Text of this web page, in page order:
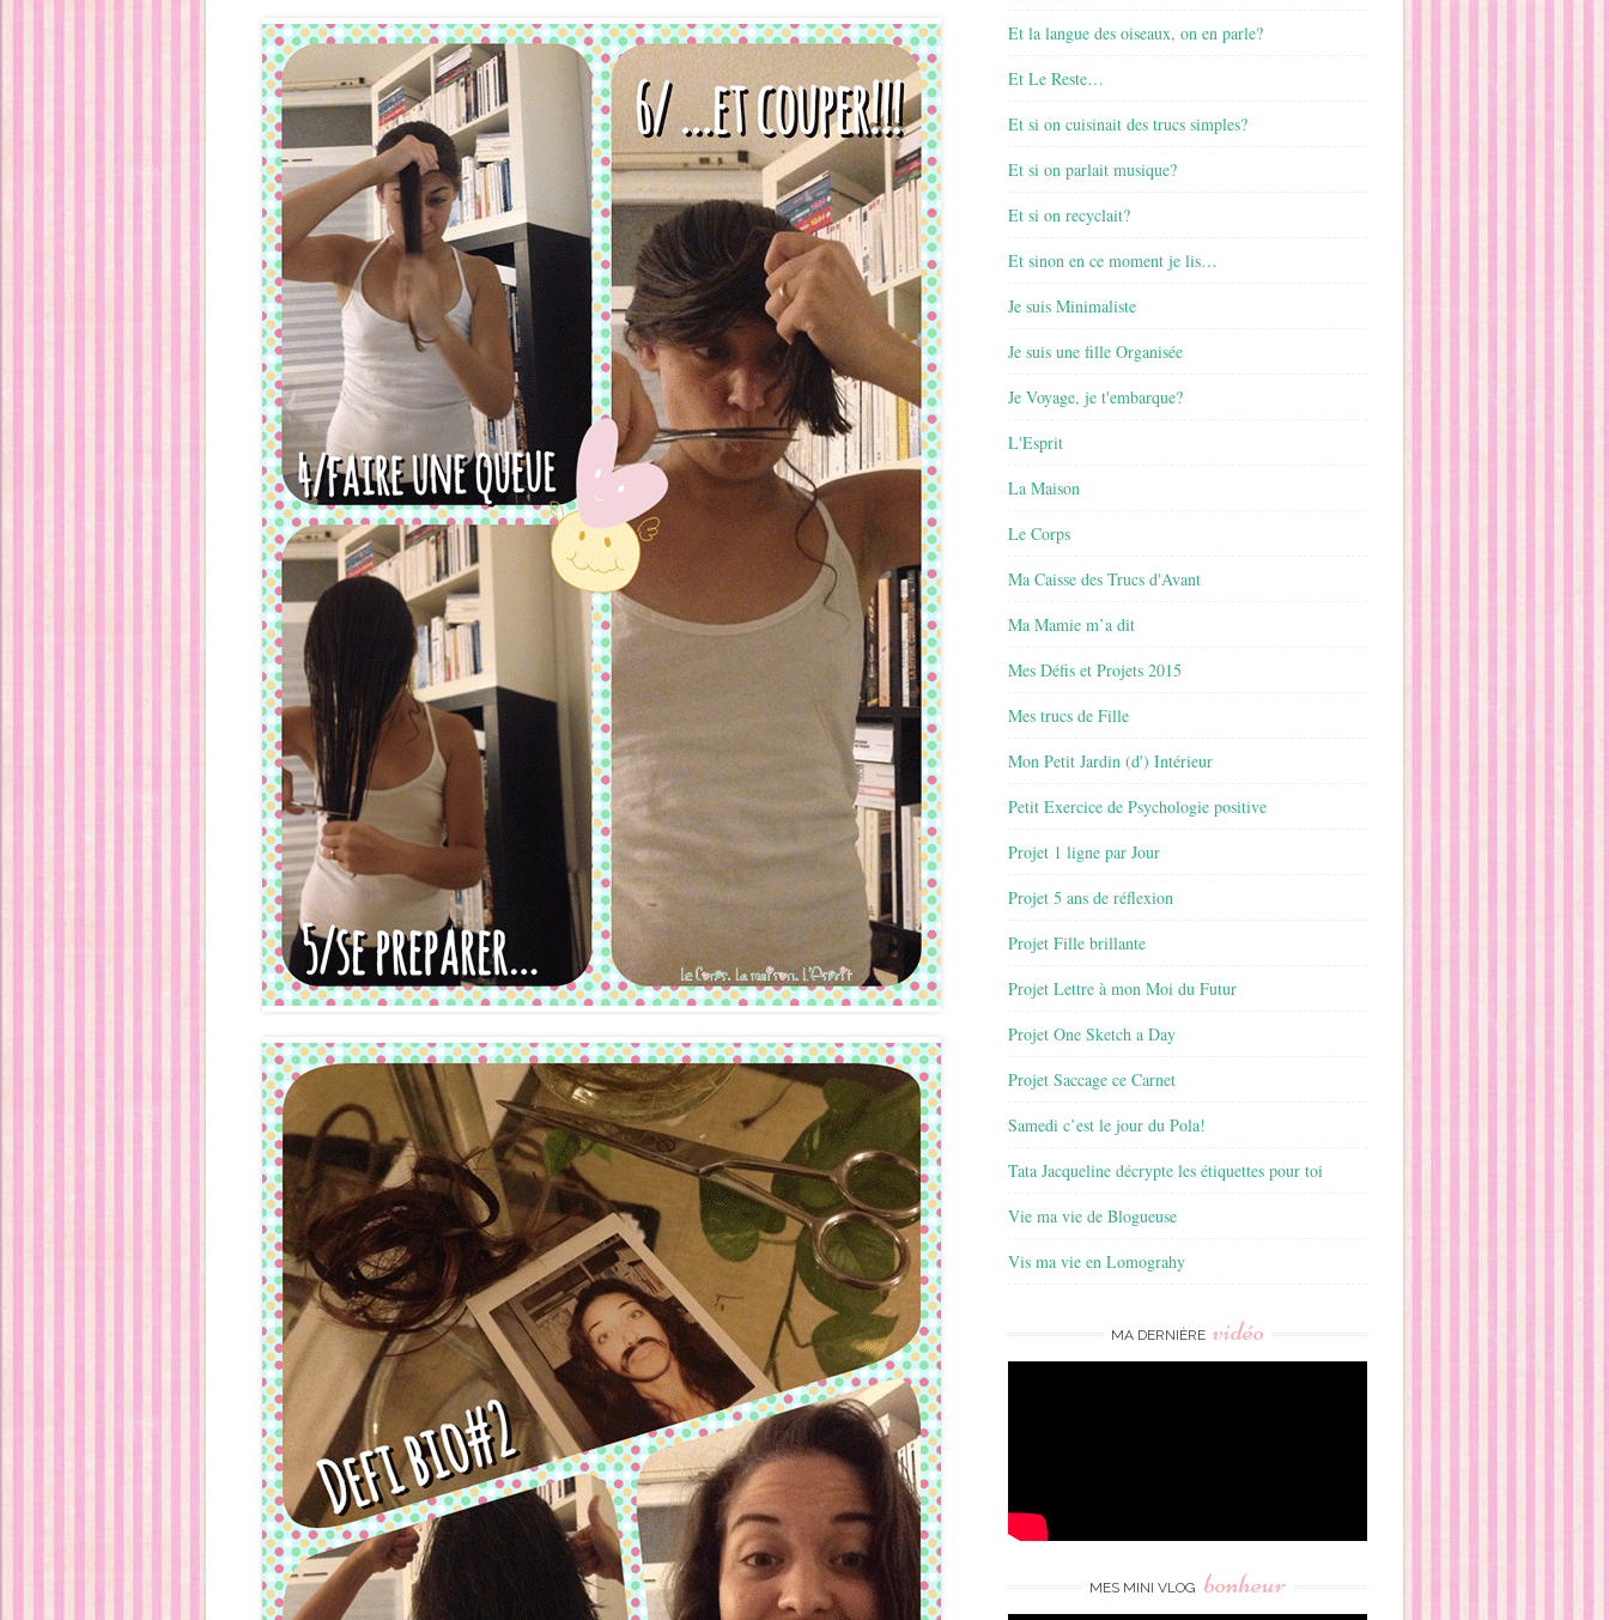
Et la langue des oiseaux, on en parle?
Et Le Reste…
Et si on cuisinait des trucs simples?
Et si on parlait musique?
Et si on recyclait?
Et sinon en ce moment je lis…
Je suis Minimaliste
Je suis une fille Organisée
Je Voyage, je t'embarque?
L'Esprit
La Maison
Le Corps
Ma Caisse des Trucs d'Avant
Ma Mamie m’a dit
Mes Défis et Projets 2015
Mes trucs de Fille
Mon Petit Jardin (d') Intérieur
Petit Exercice de Psychologie positive
Projet 1 ligne par Jour
Projet 5 ans de réflexion
Projet Fille brillante
Projet Lettre à mon Moi du Futur
Projet One Sketch a Day
Projet Saccage ce Carnet
Samedi c’est le jour du Pola!
Tata Jacqueline décrypte les étiquettes pour toi
Vie ma vie de Blogueuse
Vis ma vie en Lomograhy
MA DERNIÈRE vidéo
MES MINI VLOG bonheur